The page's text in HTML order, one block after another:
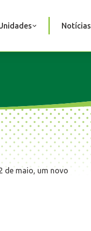
Notícias
de maio, um novo